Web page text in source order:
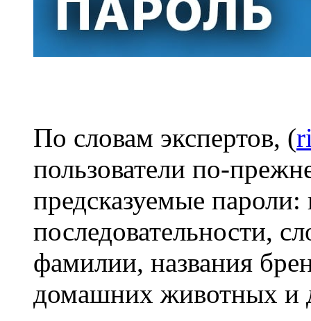
По словам экспертов, (
пользователи по-
предсказуемые
последовательности,
фамилии, названия
домашних животных и